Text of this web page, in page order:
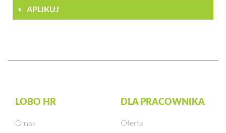
APLIKUJ
LOBO HR
O nas
DLA PRACOWNIKA
Oferta